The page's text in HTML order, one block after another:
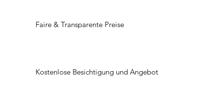
Kostenlose Besichtigung und Angebot
Faire & Transparente Preise